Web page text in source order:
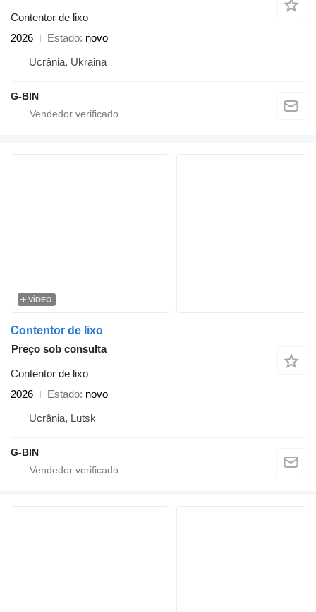
Contentor de lixo
2026
Estado novo
Ucrânia, Ukraina
G-BIN
VÍDEO
Contentor de lixo
Preço sob consulta
Contentor de lixo
2026
Estado novo
Ucrânia, Lutsk
G-BIN